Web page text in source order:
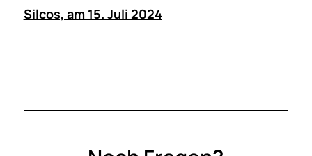
Silcos, am 15. Juli 2024